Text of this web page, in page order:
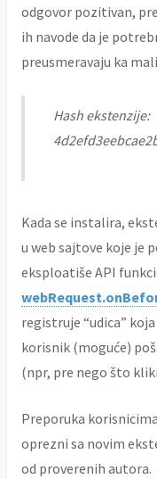
odgovor pozitivan,
ih navode da je
preusmeravaju ka
Hash ekstenzije:
Kada se instalira,
u web sajtove koje je
eksploatiše API
registruje “udica”
korisnik (moguće)
(npr, pre nego što
Preporuka
oprezni sa novim
od proverenih autora.